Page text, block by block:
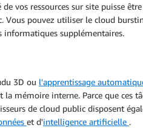
vos ressources sur site puisse
pouvez utiliser le cloud
informatiques supplémentaires.
3D ou l'apprentissage
mémoire interne. Parce que ces
de cloud public disposent
et d'intelligence artificielle .